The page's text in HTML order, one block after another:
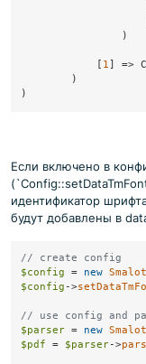
                )
1 ] =>
        )
Если включено в
идентификатор
будут добавлены в
// create config
$config = new
$config ->
// use config and
$parser = new
$pdf = $parser->